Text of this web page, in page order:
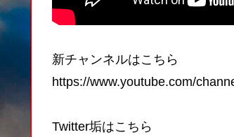
新チャンネルはこちら
https://www.youtube.com/
Twitter垢はこちら